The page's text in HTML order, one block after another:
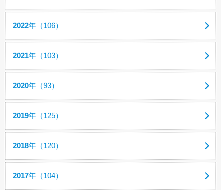
2022年（106）
2021年（103）
2020年（93）
2019年（125）
2018年（120）
2017年（104）